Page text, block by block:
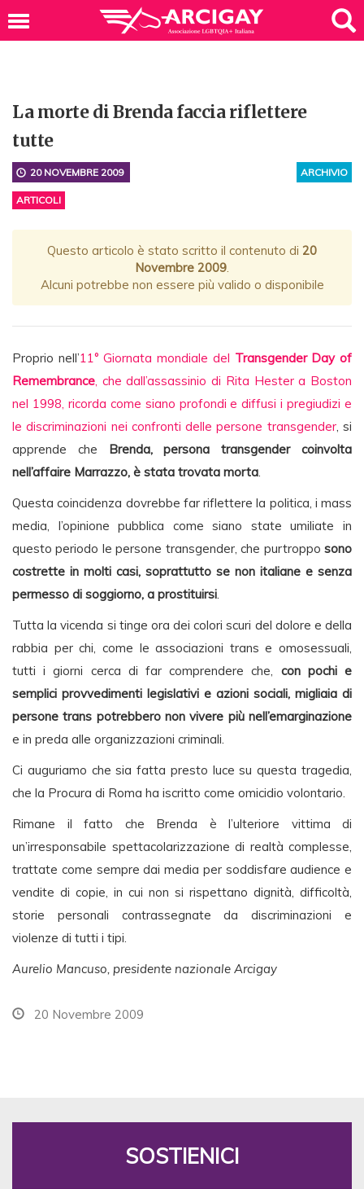
La morte di Brenda faccia riflettere
tutte
ARCHIVIO
20 NOVEMBRE 2009
ARTICOLI
Questo articolo è stato scritto il contenuto di 20
Novembre 2009.
Alcuni potrebbe non essere più valido o disponibile
Proprio nell’11° Giornata mondiale del Transgender Day of
Remembrance, che dall’assassinio di Rita Hester a Boston
nel 1998, ricorda come siano profondi e diffusi i pregiudizi e
le discriminazioni nei confronti delle persone transgender, si
apprende che Brenda, persona transgender coinvolta
nell’affaire Marrazzo, è stata trovata morta.
Questa coincidenza dovrebbe far riflettere la politica, i mass
media, l’opinione pubblica come siano state umiliate in
questo periodo le persone transgender, che purtroppo sono
costrette in molti casi, soprattutto se non italiane e senza
permesso di soggiorno, a prostituirsi.
Tutta la vicenda si tinge ora dei colori scuri del dolore e della
rabbia per chi, come le associazioni trans e omosessuali,
tutti i giorni cerca di far comprendere che, con pochi e
semplici provvedimenti legislativi e azioni sociali, migliaia di
persone trans potrebbero non vivere più nell’emarginazione
e in preda alle organizzazioni criminali.
Ci auguriamo che sia fatta presto luce su questa tragedia,
che la Procura di Roma ha iscritto come omicidio volontario.
Rimane il fatto che Brenda è l’ulteriore vittima di
un’irresponsabile spettacolarizzazione di realtà complesse,
trattate come sempre dai media per soddisfare audience e
vendite di copie, in cui non si rispettano dignità, difficoltà,
storie personali contrassegnate da discriminazioni e
violenze di tutti i tipi.
Aurelio Mancuso, presidente nazionale Arcigay
20 Novembre 2009
SOSTIENICI